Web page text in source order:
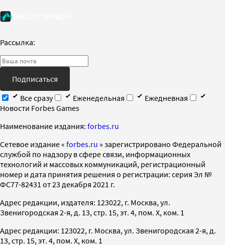
Рассылка:
Подписаться
Все сразу
Еженедельная
Ежедневная
Новости Forbes Games
Наименование издания: forbes.ru
Cетевое издание « forbes.ru » зарегистрировано Федеральной
службой по надзору в сфере связи, информационных
технологий и массовых коммуникаций, регистрационный
номер и дата принятия решения о регистрации: серия Эл №
ФС77-82431 от 23 декабря 2021 г.
Адрес редакции, издателя: 123022, г. Москва, ул.
Звенигородская 2-я, д. 13, стр. 15, эт. 4, пом. X, ком. 1
Адрес редакции: 123022, г. Москва, ул. Звенигородская 2-я, д.
13, стр. 15, эт. 4, пом. X, ком. 1